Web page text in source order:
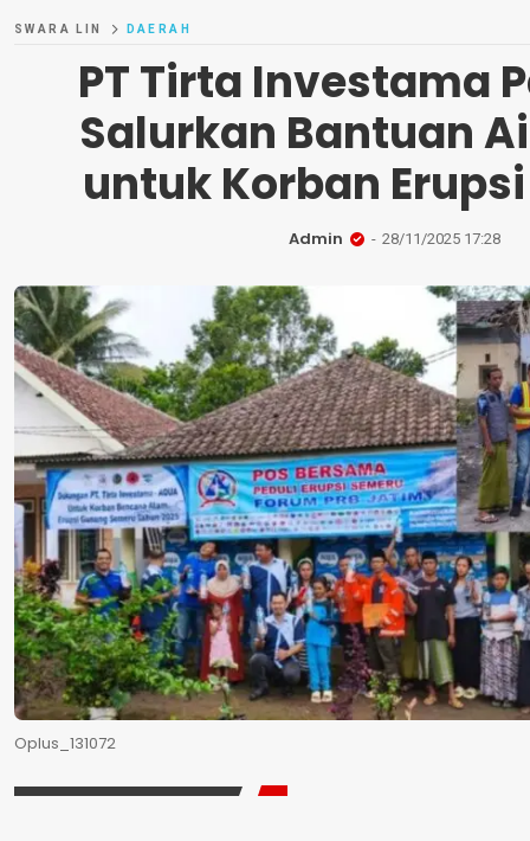
SWARA LIN DAERAH
PT Tirta Investama
Salurkan Bantuan
untuk Korban
Admin 28/11/2025 17:28
Oplus_131072